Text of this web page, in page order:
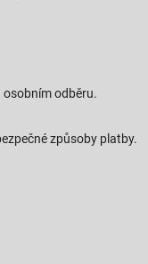
osobním odběru.
způsoby platby.